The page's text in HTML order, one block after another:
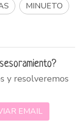
MINUETO
y resolveremos
EMAIL